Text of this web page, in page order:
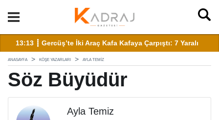
13:13 ┋ Gercüş’te İki Araç Kafa Kafaya Çarpıştı: 7 Yaralı
ANASAYFA KÖŞE YAZARLARI AYLA TEMIZ
Söz Büyüdür
Ayla Temiz